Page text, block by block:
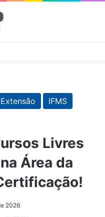
Extensão
IFMS
Livres
Área da
2026